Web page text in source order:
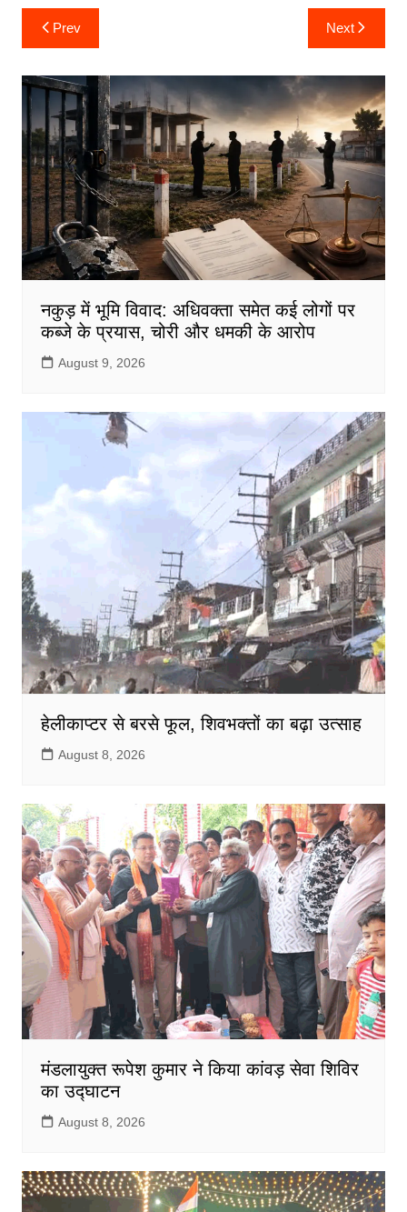
c
e
b
o
o
k
itt
er
A
p
p
PostPrev Next
नकुड़ में भूमि विवाद: अधिवक्ता समेत कई लोगों पर
कब्जे के प्रयास, चोरी और धमकी के आरोप
August 9, 2026
हेलीकाप्टर से बरसे फूल, शिवभक्तों का बढ़ा उत्साह
August 8, 2026
मंडलायुक्त रूपेश कुमार ने किया कांवड़ सेवा शिविर
का उद्घाटन
August 8, 2026